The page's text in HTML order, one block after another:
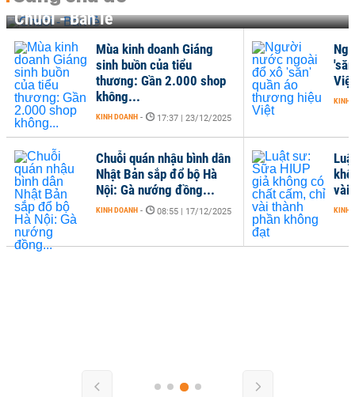
Chuỗi - Bán lẻ
vài
KINH
Mùa kinh doanh Giáng
sinh buồn của tiểu
thương: Gần 2.000 shop
không...
KINH DOANH - 17:37 | 23/12/2025
Chuỗi quán nhậu bình dân
Nhật Bản sắp đổ bộ Hà
Nội: Gà nướng đồng...
KINH DOANH - 08:55 | 17/12/2025
Việt
KINH